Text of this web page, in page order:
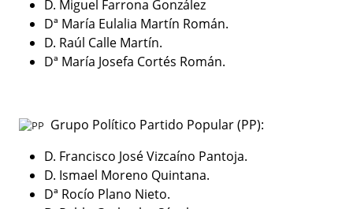
D. Miguel Farrona González
Dª María Eulalia Martín Román.
D. Raúl Calle Martín.
Dª María Josefa Cortés Román.
Grupo Político Partido Popular (PP):
D. Francisco José Vizcaíno Pantoja.
D. Ismael Moreno Quintana.
Dª Rocío Plano Nieto.